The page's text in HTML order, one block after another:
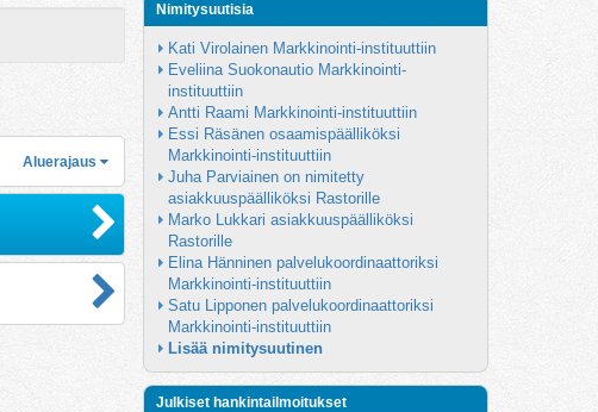
Aluerajaus
Nimitysuutisia
Kati Virolainen Markkinointi-instituuttiin
Eveliina Suokonautio Markkinointi-
instituuttiin
Antti Raami Markkinointi-instituuttiin
Essi Räsänen osaamispäälliköksi
Markkinointi-instituuttiin
Juha Parviainen on nimitetty
asiakkuuspäälliköksi Rastorille
Marko Lukkari asiakkuuspäälliköksi
Rastorille
Elina Hänninen palvelukoordinaattoriksi
Markkinointi-instituuttiin
Satu Lipponen palvelukoordinaattoriksi
Markkinointi-instituuttiin
Lisää nimitysuutinen
Julkiset hankintailmoitukset